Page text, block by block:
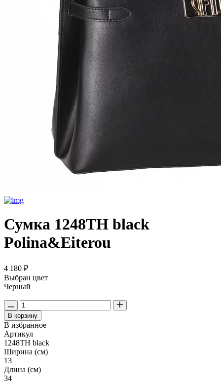
Сумка 1248TH black
Polina&Eiterou
4 180 ₽
Выбран цвет
Черный
В корзину
В избранное
Артикул
1248TH black
Ширина (см)
13
Длина (см)
34